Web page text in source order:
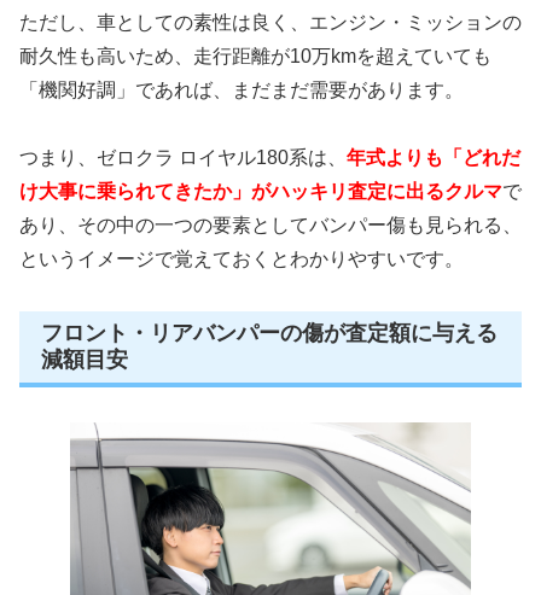
ただし、車としての素性は良く、エンジン・ミッションの
耐久性も高いため、走行距離が10万kmを超えていても
「機関好調」であれば、まだまだ需要があります。
つまり、ゼロクラ ロイヤル180系は、 年式よりも「どれだ
け大事に乗られてきたか」がハッキリ査定に出るクルマで
あり、その中の一つの要素としてバンパー傷も見られる、
というイメージで覚えておくとわかりやすいです。
フロント・リアバンパーの傷が査定額に与える
減額目安